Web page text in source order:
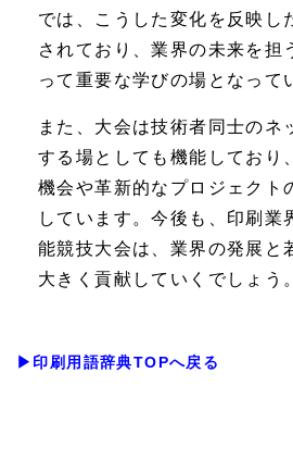
では、こうした変化を反映し
されており、業界の未来を担
って重要な学びの場となって
また、大会は技術者同士のネ
する場としても機能しており
機会や革新的なプロジェクト
しています。今後も、印刷業
能競技大会は、業界の発展と
大きく貢献していくでしょう。
▶印刷用語辞典TOPへ戻る